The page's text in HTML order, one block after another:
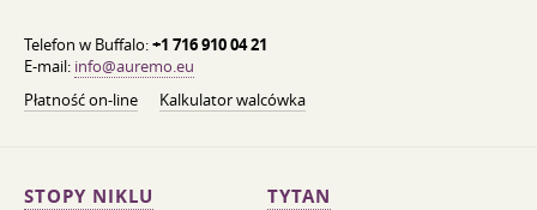
Telefon w Buffalo:+1 716 910 04 21
E-mail: info@auremo.eu
Płatność on-line
Kalkulator walcówka
STOPY NIKLU TYTAN